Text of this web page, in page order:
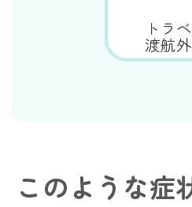
トラ
渡航
このような症